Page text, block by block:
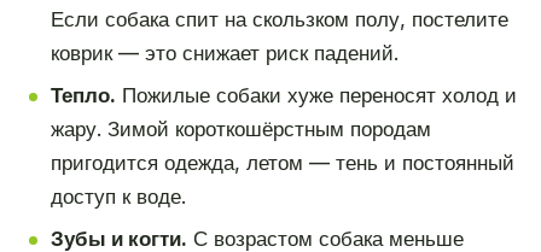
Если собака спит на скользком полу, постелите
коврик — это снижает риск падений.
Тепло. Пожилые собаки хуже переносят холод и
жару. Зимой короткошёрстным породам
пригодится одежда, летом — тень и постоянный
доступ к воде.
Зубы и когти. С возрастом собака меньше